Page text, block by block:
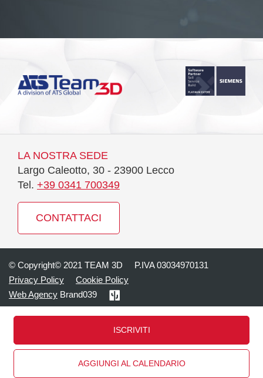
ISCRIVITI
AGGIUNGI AL CALENDARIO
LA NOSTRA SEDE
Largo Caleotto, 30 - 23900 Lecco
Tel. +39 0341 700349
CONTATTACI
© Copyright© 2021 TEAM 3D
P.IVA 03034970131
Privacy Policy
Cookie Policy
Web Agency Brand039